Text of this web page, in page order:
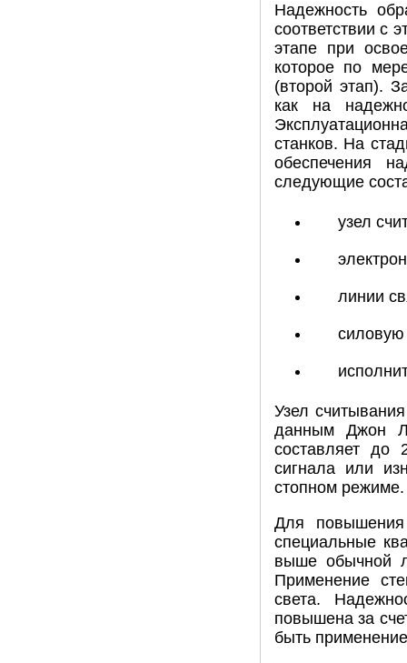
Надежность
соответствии с
этапе при
которое по
(второй этап).
как на
станков. На
обеспечения
следующие
узел
линии
силовую
Узел
данным Джон
составляет до
сигнала или
стопном режиме.
Для повышения
специальные
выше обычной
Применение
света.
повышена за
быть